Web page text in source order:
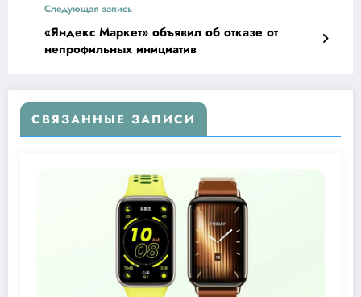
Следующая запись
«Яндекс Маркет» объявил об отказе от
непрофильных инициатив
СВЯЗАННЫЕ ЗАПИСИ